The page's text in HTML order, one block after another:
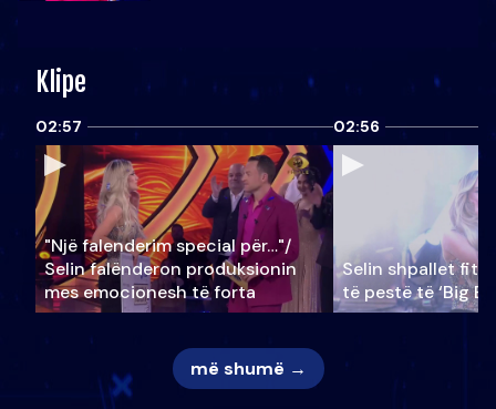
Klipe
02:57
"Një falenderim special për…"/
Selin falënderon produksionin
mes emocionesh të forta
02:56
Selin shpallet
të pestë të ‘Big
më shumë →